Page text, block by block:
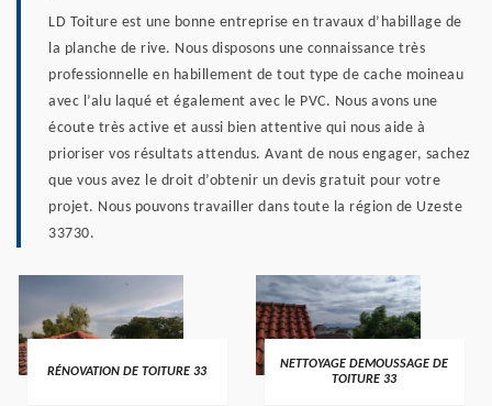
LD Toiture est une bonne entreprise en travaux d’habillage de
la planche de rive. Nous disposons une connaissance très
professionnelle en habillement de tout type de cache moineau
avec l’alu laqué et également avec le PVC. Nous avons une
écoute très active et aussi bien attentive qui nous aide à
prioriser vos résultats attendus. Avant de nous engager, sachez
que vous avez le droit d’obtenir un devis gratuit pour votre
projet. Nous pouvons travailler dans toute la région de Uzeste
33730.
RÉNOVATION DE TOITURE 33
NETTOYAGE DEMOUSSAGE DE
TOITURE 33